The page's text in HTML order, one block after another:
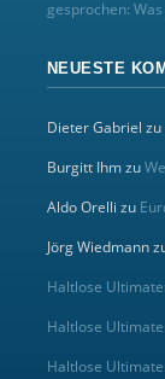
gesprochen:
NEUESTE
Dieter Gabriel zu
Burgitt Ihmzu
Aldo Orelli zu
Jörg Wiedmann
Haltlose
Haltlose
Haltlose